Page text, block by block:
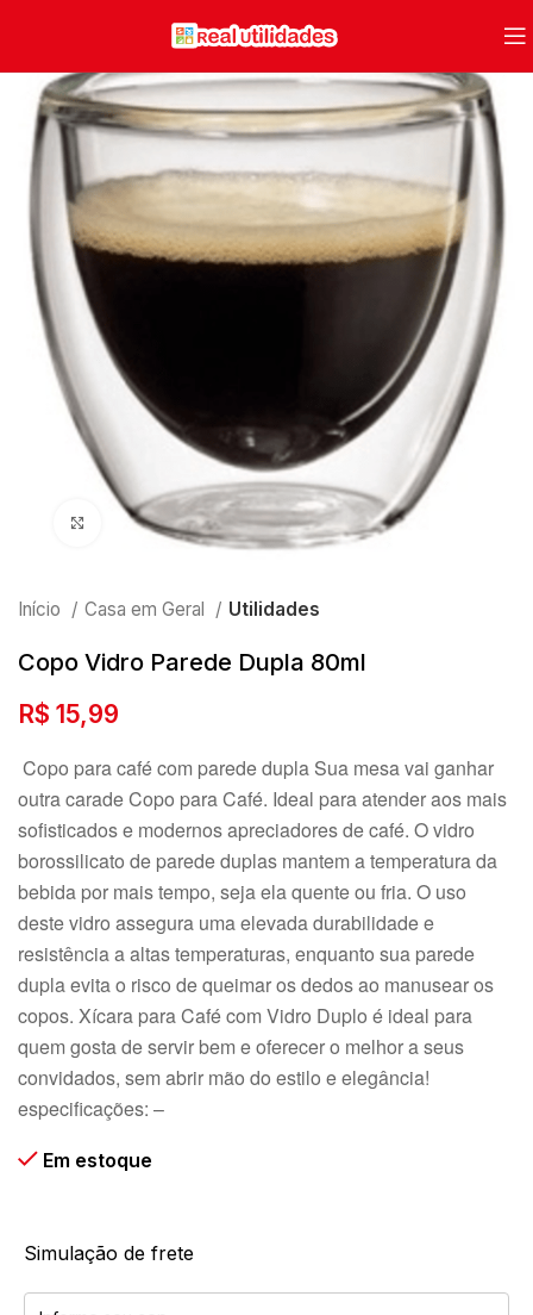
Clique para ampliar
Início Casa em Geral Utilidades
Copo Vidro Parede Dupla 80ml
R$ 15,99
Copo para café com parede dupla Sua mesa vai ganhar
outra carade Copo para Café. Ideal para atender aos mais
sofisticados e modernos apreciadores de café. O vidro
borossilicato de parede duplas mantem a temperatura da
bebida por mais tempo, seja ela quente ou fria. O uso
deste vidro assegura uma elevada durabilidade e
resistência a altas temperaturas, enquanto sua parede
dupla evita o risco de queimar os dedos ao manusear os
copos. Xícara para Café com Vidro Duplo é ideal para
quem gosta de servir bem e oferecer o melhor a seus
convidados, sem abrir mão do estilo e elegância!
especificações: –
Em estoque
Simulação de frete